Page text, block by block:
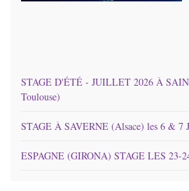
STAGE D'ÉTÉ - JUILLET 2026 À
Toulouse)
STAGE À SAVERNE (Alsace) les 6 & 7
ESPAGNE (GIRONA) STAGE LES 23-